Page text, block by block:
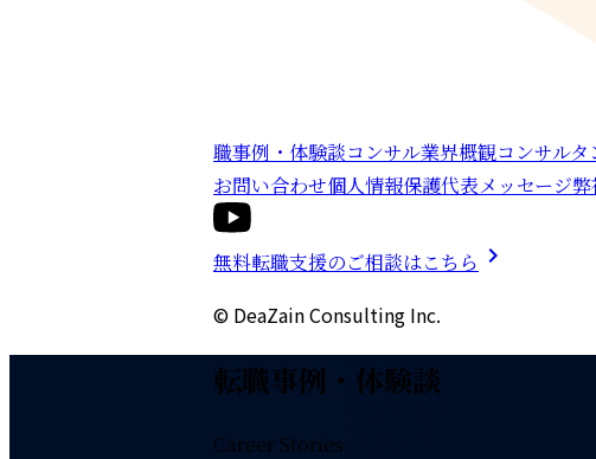
職事例・体験談コンサル業界概観コンサル
お問い合わせ個人情報保護代表メッセージ
無料転職支援のご相談はこちら chevron_right
© DeaZain Consulting Inc.
転職事例・体験談
Career Stories